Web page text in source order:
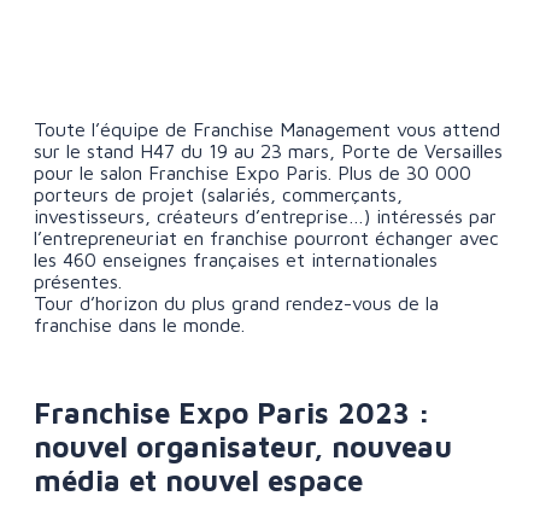
Toute l’équipe de Franchise Management vous attend
sur le stand H47 du 19 au 23 mars, Porte de Versailles
pour le salon Franchise Expo Paris. Plus de 30 000
porteurs de projet (salariés, commerçants,
investisseurs, créateurs d’entreprise…) intéressés par
l’entrepreneuriat en franchise pourront échanger avec
les 460 enseignes françaises et internationales
présentes.
Tour d’horizon du plus grand rendez-vous de la
franchise dans le monde.
Franchise Expo Paris 2023 :
nouvel organisateur, nouveau
média et nouvel espace